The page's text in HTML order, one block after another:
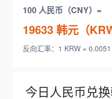
100 人民币（CNY）=
19633韩元（
反向汇率：1 KRW =
今日人民币兑换